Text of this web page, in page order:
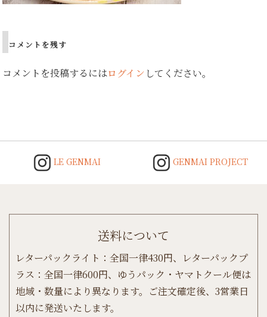
コメントを残す
コメントを投稿するにはログイン してください。
LE GENMAI GENMAI PROJECT
送料について
レターパックライト：全国一律430円、レターパックプ
ラス：全国一律600円、ゆうパック・ヤマトクール便は
地域・数量により異なります。ご注文確定後、3営業日
以内に発送いたします。